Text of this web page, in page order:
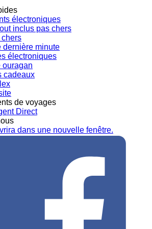
électroniques
inclus pas chers
dernière minute
électroniques
ouragan
cadeaux
de voyages
Direct
dans une nouvelle fenêtre.